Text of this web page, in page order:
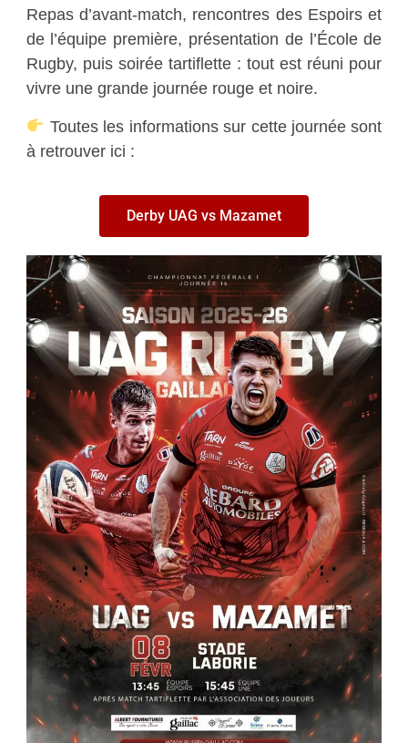
Repas d’avant-match, rencontres des Espoirs et
de l’équipe première, présentation de l’École de
Rugby, puis soirée tartiflette : tout est réuni pour
vivre une grande journée rouge et noire.
Toutes les informations sur cette journée sont
à retrouver ici :
Derby UAG vs Mazamet